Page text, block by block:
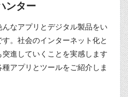
ンター
なアプリとデジタル製品をい
。社会のインターネット化と
進していくことを実感します
アプリとツールをご紹介しま